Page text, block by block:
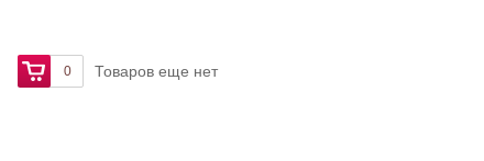
0 Товаров еще нет